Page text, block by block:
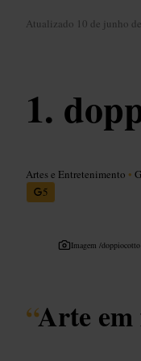
Atualizado 10 de junho
Artes e Entretenimento •
5
Imagem /doppiocotto
“Arte